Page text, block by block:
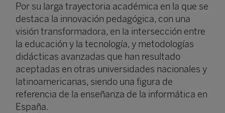
Por su larga trayectoria académica en la que se
destaca la innovación pedagógica, con una
visión transformadora, en la intersección entre
la educación y la tecnología, y metodologías
didácticas avanzadas que han resultado
aceptadas en otras universidades nacionales y
latinoamericanas, siendo una figura de
referencia de la enseñanza de la informática en
España.